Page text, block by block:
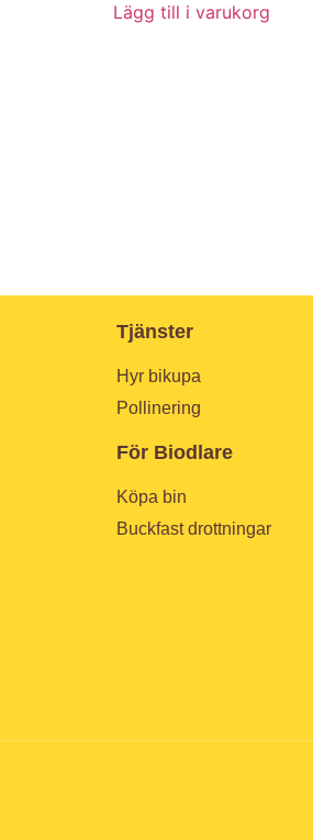
Lägg till i varukorg
Tjänster
Hyr bikupa
Pollinering
För Biodlare
Köpa bin
Buckfast drottningar